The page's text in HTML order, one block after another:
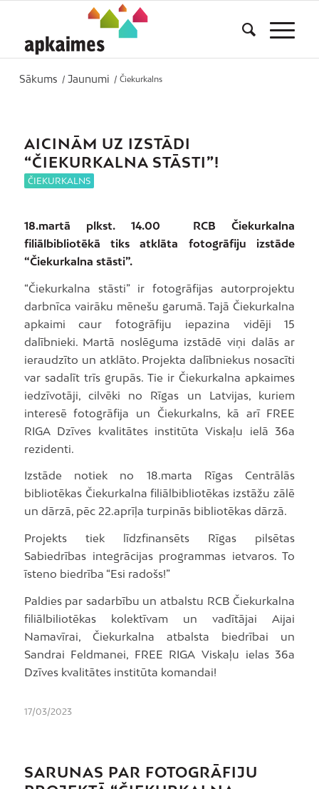
Sākums / Jaunumi / Čiekurkalns
AICINĀM UZ IZSTĀDI
“ČIEKURKALNA STĀSTI”!
ČIEKURKALNS
18.martā plkst. 14.00 RCB Čiekurkalna
filiālbibliotēkā tiks atklāta fotogrāfiju izstāde
“Čiekurkalna stāsti”.
“Čiekurkalna stāsti” ir fotogrāfijas autorprojektu
darbnīca vairāku mēnešu garumā. Tajā Čiekurkalna
apkaimi caur fotogrāfiju iepazina vidēji 15
dalībnieki. Martā noslēguma izstādē viņi dalās ar
ieraudzīto un atklāto. Projekta dalībniekus nosacīti
var sadalīt trīs grupās. Tie ir Čiekurkalna apkaimes
iedzīvotāji, cilvēki no Rīgas un Latvijas, kuriem
interesē fotogrāfija un Čiekurkalns, kā arī FREE
RIGA Dzīves kvalitātes institūta Viskaļu ielā 36a
rezidenti.
Izstāde notiek no 18.marta Rīgas Centrālās
bibliotēkas Čiekurkalna filiālbibliotēkas izstāžu zālē
un dārzā, pēc 22.aprīļa turpinās bibliotēkas dārzā.
Projekts tiek līdzfinansēts Rīgas pilsētas
Sabiedrības integrācijas programmas ietvaros. To
īsteno biedrība “Esi radošs!”
Paldies par sadarbību un atbalstu RCB Čiekurkalna
filiālbiliotēkas kolektīvam un vadītājai Aijai
Namavīrai, Čiekurkalna atbalsta biedrībai un
Sandrai Feldmanei, FREE RIGA Viskaļu ielas 36a
Dzīves kvalitātes institūta komandai!
17/03/2023
SARUNAS PAR FOTOGRĀFIJU